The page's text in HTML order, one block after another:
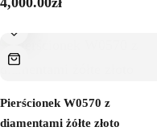
Pierścionek W0570 z
diamentami żółte złoto